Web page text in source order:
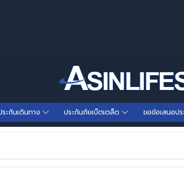
ระกันเดินทาง ประกันภัยเบ็ตเตล็ด ขอข้อเสนอป